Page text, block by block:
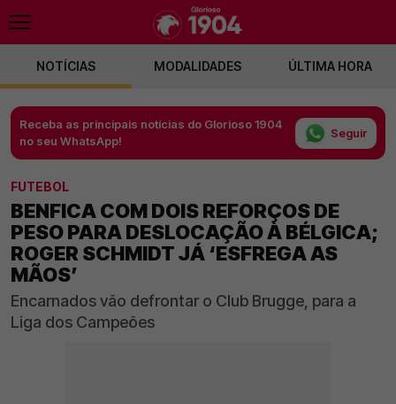
NOTÍCIAS MODALIDADES ÚLTIMA HORA
Receba as principais notícias do Glorioso 1904
no seu WhatsApp!
Seguir
FUTEBOL
BENFICA COM DOIS REFORÇOS DE
PESO PARA DESLOCAÇÃO À BÉLGICA;
ROGER SCHMIDT JÁ ‘ESFREGA AS
MÃOS’
Encarnados vão defrontar o Club Brugge, para a
Liga dos Campeões